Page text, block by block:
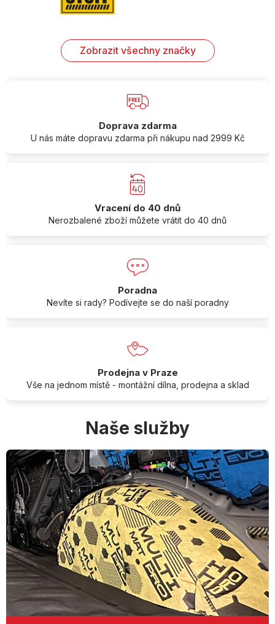
Zobrazit všechny značky
Doprava zdarma
U nás máte dopravu zdarma při nákupu nad 2999 Kč
Vracení do 40 dnů
Nerozbalené zboží můžete vrátit do 40 dnů
Poradna
Nevíte si rady? Podívejte se do naší poradny
Prodejna v Praze
Vše na jednom místě - montážní dílna, prodejna a sklad
Naše služby